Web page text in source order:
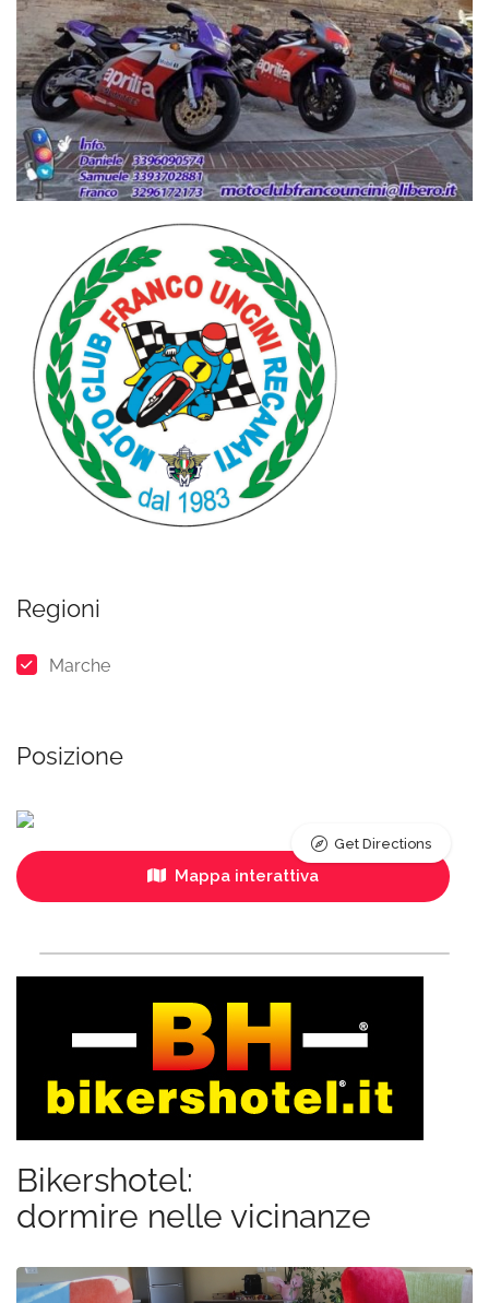
Regioni
Marche
Posizione
Mappa interattiva
Get Directions
Bikershotel:
dormire nelle vicinanze